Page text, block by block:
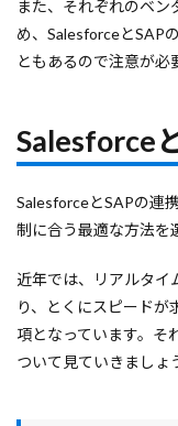
また、それぞれのベン
め、SalesforceとSAP
ともあるので注意が必
Salesforce
SalesforceとSAPの連
制に合う最適な方法を
近年では、リアルタイ
り、とくにスピード
項となっています。そ
ついて見ていきましょ